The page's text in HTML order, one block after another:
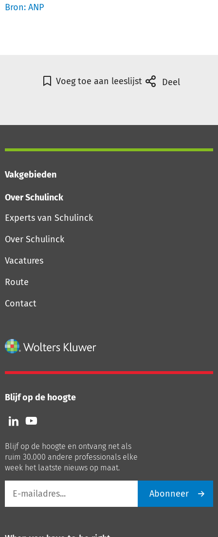
Bron: ANP
Voeg toe aan leeslijst Deel
Vakgebieden
Over Schulinck
Experts van Schulinck
Over Schulinck
Vacatures
Route
Contact
Blijf op de hoogte
Volg
ons
LinkedIn
Volg
ons
Youtube
Blijf op de hoogte en ontvang net als
ruim 30.000 andere professionals elke
week het laatste nieuws op maat.
mailadres
Abonneer